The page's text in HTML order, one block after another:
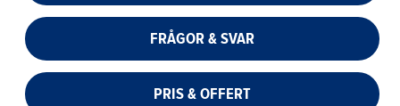
FRÅGOR & SVAR
PRIS & OFFERT